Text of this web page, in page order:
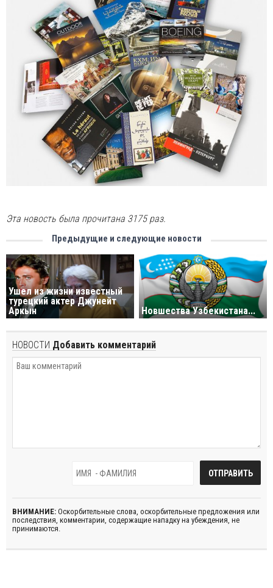
Эта новость была прочитана 3175 раз.
Предыдущие и следующие новости
Ушел из жизни известный
турецкий актер Джунейт
Аркын
Новшества Узбекистана...
НОВОСТИ Добавить комментарий
ВНИМАНИЕ: Оскорбительные слова, оскорбительные предложения или
последствия, комментарии, содержащие нападку на убеждения, не
принимаются.